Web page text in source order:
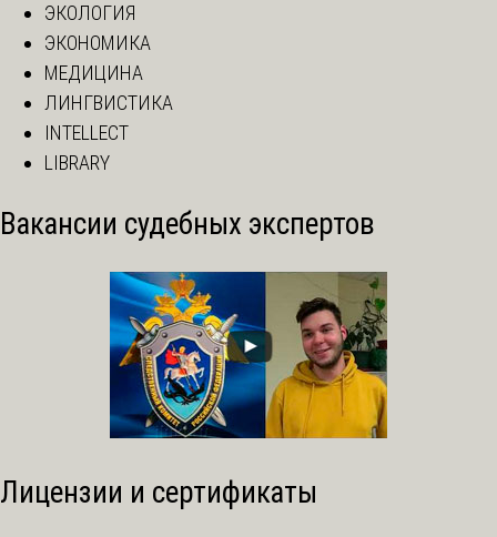
ЭКОЛОГИЯ
ЭКОНОМИКА
МЕДИЦИНА
ЛИНГВИСТИКА
INTELLECT
LIBRARY
Вакансии судебных экспертов
Лицензии и сертификаты